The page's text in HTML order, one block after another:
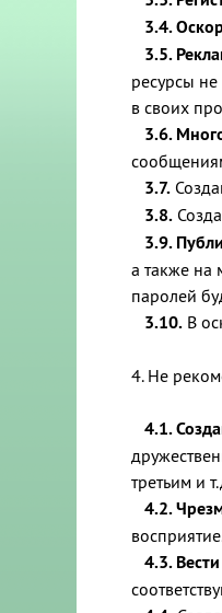
3.4.
3.5.
ресурсы
в своих
3.6.
3.7.
3.8.
3.9.
а также на
паролей
3.10.В
4. Не
4.1.
третьим и
4.2.
4.3.